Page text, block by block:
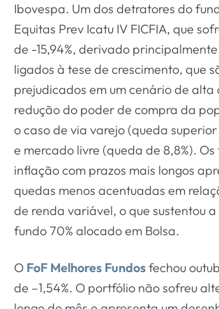
Ibovespa. Um dos detratores do
Equitas Prev Icatu IV FICFIA, que
de -15,94%, derivado
ligados à tese de crescimento, que
prejudicados em um cenário de alta
redução do poder de compra da
o caso de via varejo (queda superior
e mercado livre (queda de 8,8%). Os
inflação com prazos mais longos
quedas menos acentuadas em
de renda variável, o que sustentou
fundo 70% alocado em Bolsa.
O FoF Melhores Fundosfechou
de –1,54%. O portfólio não sofreu